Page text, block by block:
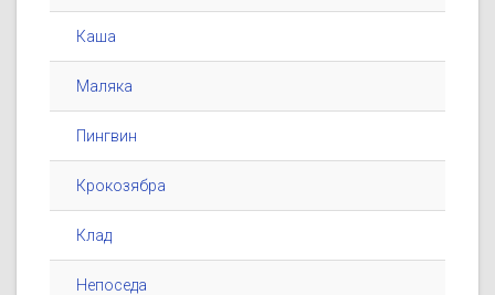
Каша
Маляка
Пингвин
Крокозябра
Клад
Непоседа